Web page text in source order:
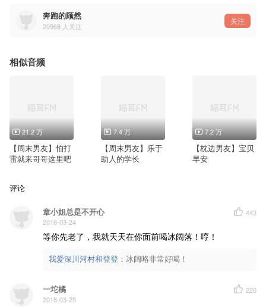
奔跑的顾然
20968 人关注
关注
相似音频
21.2 万
【周末男友】怕打
雷就来哥哥这里吧
7.4 万
【周末男友】乐于
助人的学长
7.2 万
【枕边男友】宝贝
早安
评论
章小姐总是不开心
2018-03-24
443
等你先老了，我就天天在你面前喝冰阔落！哼！
我爱深川河村和登登 ： 冰阔咯非常好喝！
一坨橘
2018-03-25
220